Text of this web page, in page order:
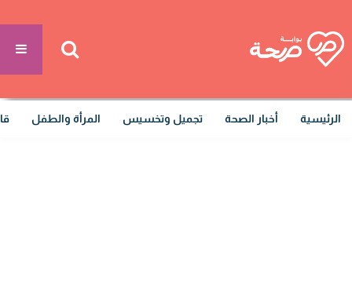
الرئيسية أخبار الصحة تجميل وتخسيس المرأة والطفل